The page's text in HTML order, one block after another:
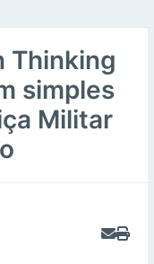
Thinking
simples
Militar